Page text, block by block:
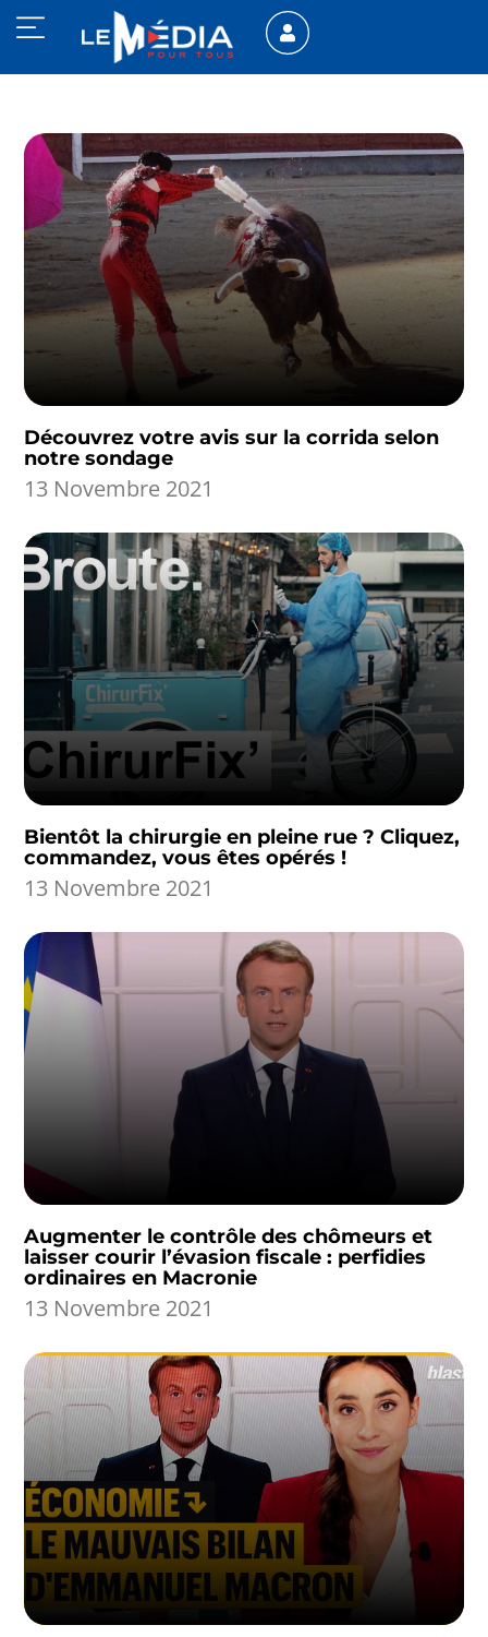
Découvrez votre avis sur la corrida selon
notre sondage
13 Novembre 2021
Bientôt la chirurgie en pleine rue ? Cliquez,
commandez, vous êtes opérés !
13 Novembre 2021
Augmenter le contrôle des chômeurs et
laisser courir l’évasion fiscale : perfidies
ordinaires en Macronie
13 Novembre 2021